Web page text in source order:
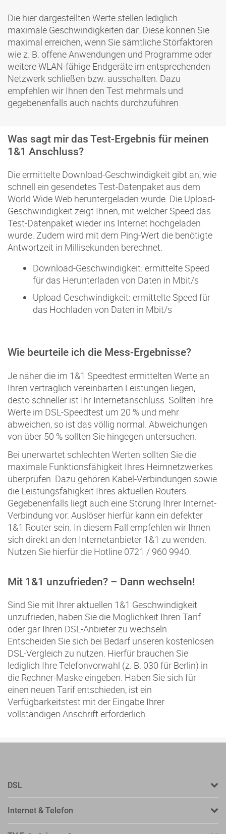
Die hier dargestellten Werte stellen lediglich
maximale Geschwindigkeiten dar. Diese können Sie
maximal erreichen, wenn Sie sämtliche Störfaktoren
wie z. B. offene Anwendungen und Programme oder
weitere WLAN-fähige Endgeräte im entsprechenden
Netzwerk schließen bzw. ausschalten. Dazu
empfehlen wir Ihnen den Test mehrmals und
gegebenenfalls auch nachts durchzuführen.
Was sagt mir das Test-Ergebnis für meinen
1&1 Anschluss?
Die ermittelte Download-Geschwindigkeit gibt an, wie
schnell ein gesendetes Test-Datenpaket aus dem
World Wide Web heruntergeladen wurde. Die Upload-
Geschwindigkeit zeigt Ihnen, mit welcher Speed das
Test-Datenpaket wieder ins Internet hochgeladen
wurde. Zudem wird mit dem Ping-Wert die benötigte
Antwortzeit in Millisekunden berechnet.
Download-Geschwindigkeit: ermittelte Speed
für das Herunterladen von Daten in Mbit/s
Upload-Geschwindigkeit: ermittelte Speed für
das Hochladen von Daten in Mbit/s
Wie beurteile ich die Mess-Ergebnisse?
Je näher die im 1&1 Speedtest ermittelten Werte an
Ihren vertraglich vereinbarten Leistungen liegen,
desto schneller ist Ihr Internetanschluss. Sollten Ihre
Werte im DSL-Speedtest um 20 % und mehr
abweichen, so ist das völlig normal. Abweichungen
von über 50 % sollten Sie hingegen untersuchen.
Bei unerwartet schlechten Werten sollten Sie die
maximale Funktionsfähigkeit Ihres Heimnetzwerkes
überprüfen. Dazu gehören Kabel-Verbindungen sowie
die Leistungsfähigkeit Ihres aktuellen Routers.
Gegebenenfalls liegt auch eine Störung Ihrer Internet-
Verbindung vor. Auslöser hierfür kann ein defekter
1&1 Router sein. In diesem Fall empfehlen wir Ihnen
sich direkt an den Internetanbieter 1&1 zu wenden.
Nutzen Sie hierfür die Hotline 0721 / 960 9940.
Mit 1&1 unzufrieden? – Dann wechseln!
Sind Sie mit Ihrer aktuellen 1&1 Geschwindigkeit
unzufrieden, haben Sie die Möglichkeit Ihren Tarif
oder gar Ihren DSL-Anbieter zu wechseln.
Entscheiden Sie sich bei Bedarf unseren kostenlosen
DSL-Vergleich zu nutzen. Hierfür brauchen Sie
lediglich Ihre Telefonvorwahl (z. B. 030 für Berlin) in
die Rechner-Maske eingeben. Haben Sie sich für
einen neuen Tarif entschieden, ist ein
Verfügbarkeitstest mit der Eingabe Ihrer
vollständigen Anschrift erforderlich.
DSL
Internet & Telefon